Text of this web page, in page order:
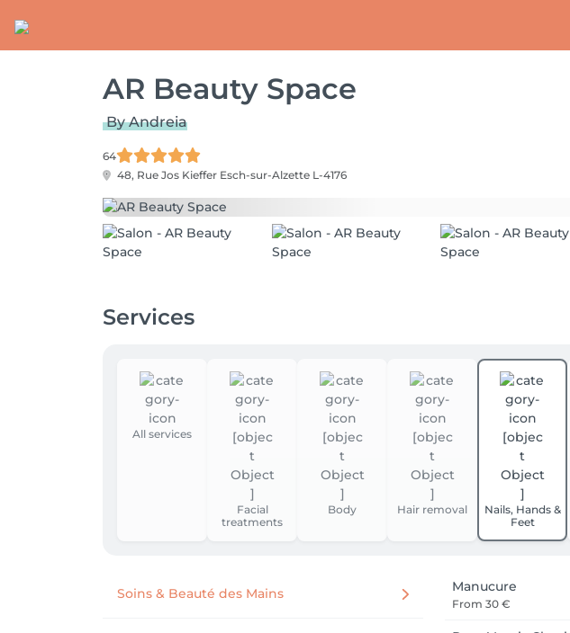
AR Beauty Space
By Andreia
64
48, Rue Jos Kieffer Esch-sur-Alzette L-4176
Services
All services
Facial
treatments
Body Hair removal
Nails, Hands &
Feet
Soins & Beauté des Mains Manucure
From 30 €